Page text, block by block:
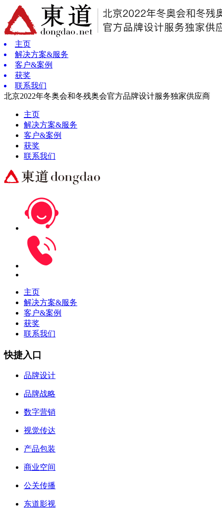
主页
解决方案&服务
客户&案例
获奖
联系我们
北京2022年冬奥会和冬残奥会官方品牌设计服务独家供应商
主页
解决方案&服务
客户&案例
获奖
联系我们
主页
解决方案&服务
客户&案例
获奖
联系我们
快捷入口
品牌设计
品牌战略
数字营销
视觉传达
产品包装
商业空间
公关传播
东道影视